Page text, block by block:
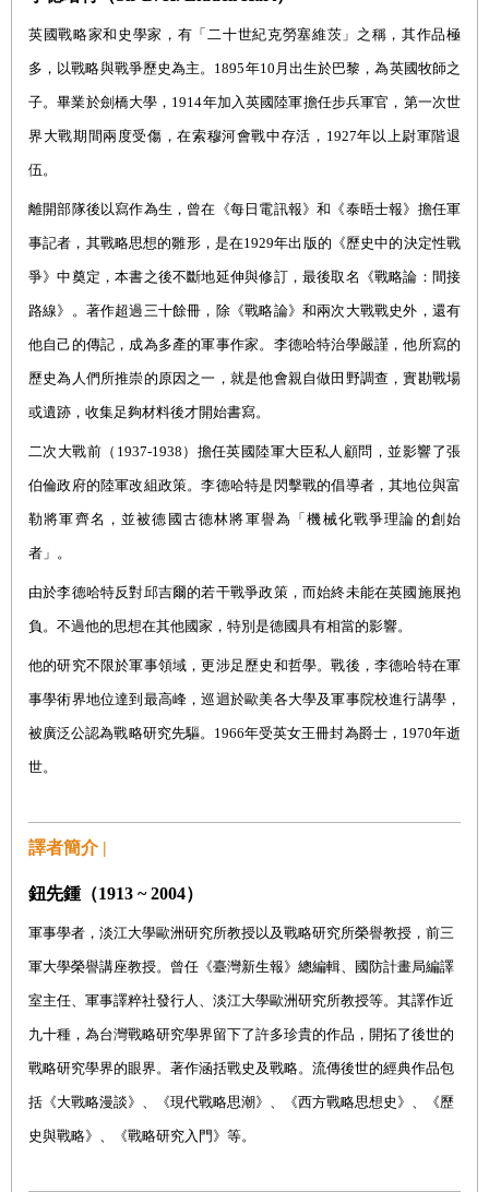
英國戰略家和史學家，有「二十世紀克勞塞維茨」之稱，其作品極
多，以戰略與戰爭歷史為主。1895年10月出生於巴黎，為英國牧師之
子。畢業於劍橋大學，1914年加入英國陸軍擔任步兵軍官，第一次世
界大戰期間兩度受傷，在索穆河會戰中存活，1927年以 上尉軍階退
伍。
離開部隊後以寫作為生，曾在《每日電訊報》和《泰晤士報》擔任軍
事記者，其戰略思想的雛形，是在1929年出版的《歷史中的決定性戰
爭》中奠定，本書之後不斷地延伸與修訂，最後取名《戰略論：間接
路線》。著作超過三十餘冊，除《戰略論》和兩次大戰戰史外，還有
他自己的傳記，成為多產的軍事作家。李德哈特治學嚴謹，他所寫的
歷史為人們所推崇的原因之一，就是他會親自做田野調查，實勘戰場
或遺跡，收集足夠材料後才開始書寫。
二次大戰前（1937-1938）擔任英國陸軍大臣私人顧問，並影響了張
伯倫政府的陸軍改組政策。李德哈特是閃擊戰的倡導者，其地位與富
勒將軍齊名，並被德國古德林將軍譽為「機械化戰爭理論的創始
者」。
由於李德哈特反對邱吉爾的若干戰爭政策，而始終未能在英國施展抱
負。不過他的思想在其他國家，特別是德國具有相當的影響。
他的研究不限於軍事領域，更涉足歷史和哲學。戰後，李德哈特在軍
事學術界地位達到最高峰，巡迴於歐美各大學及軍事院校進行講學，
被 廣泛公認為戰略研究先驅。1966年受英女王冊封為爵士，1970年逝
世。
譯者簡介 |
鈕先鍾（1913 ~ 2004）
軍事學者，淡江大學歐洲研究所教授以及戰略研究所榮譽教授，前三
軍大學榮譽講座教授。曾任《臺灣新生報》總編輯、國防計畫局編譯
室主任、軍事譯粹社發行人、淡江大學歐洲研究所教授等。其譯作近
九十種，為台灣戰略研究學界留下了許多珍貴的作品，開拓了後世的
戰略研究學界的眼界。著作涵括戰史及戰略。流傳後世的經典作品包
括《大戰略漫談》、《現代戰略思潮》、《西方戰略思想史》、《歷
史與戰略》、《戰略研究入門》等。